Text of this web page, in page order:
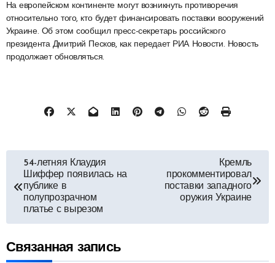
На европейском континенте могут возникнуть противоречия
относительно того, кто будет финансировать поставки вооружений
Украине. Об этом сообщил пресс-секретарь российского
президента Дмитрий Песков, как передает РИА Новости. Новость
продолжает обновляться.
Навигация
по
записям
54-летняя Клаудия
Шиффер появилась на
публике в
полупрозрачном
платье с вырезом
Кремль
прокомментировал
поставки западного
оружия Украине
Связанная запись